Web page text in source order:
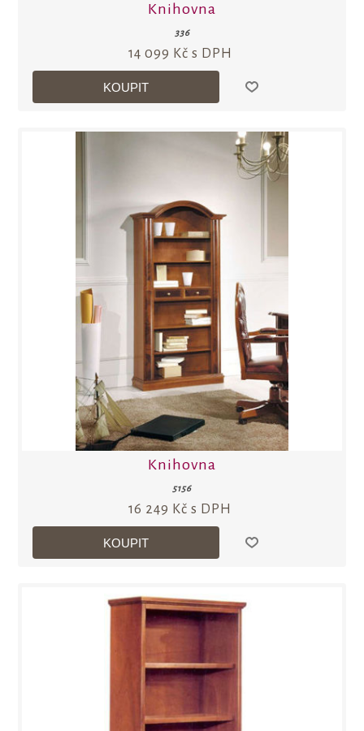
Knihovna
336
14 099 Kč s DPH
Knihovna
5156
16 249 Kč s DPH